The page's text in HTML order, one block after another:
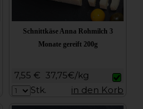
Schnittkäse Anna Rohmilch 3
Monate gereift 200g
7,55 € 37,75€/kg
Stk.
in den Korb